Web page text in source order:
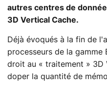
autres centres de
3D Vertical Cache.
Déjà évoqués à la fin de
processeurs de la gamme
droit au « traitement » 3D
doper la quantité de